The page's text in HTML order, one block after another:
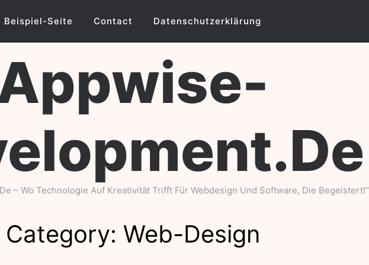
Beispiel-Seite Contact Datenschutzerklärung
– Wo Technologie Auf Kreativität Trifft Für Webdesign Und Software, Die Begeistert!"
Category: Web-Design